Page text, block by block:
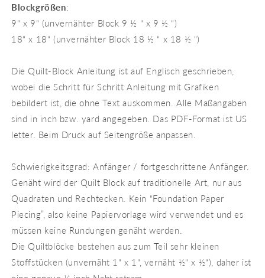
Blockgrößen:
9“ x 9“ (unvernähter Block 9 ½ “ x 9 ½ “)
18“ x 18“ (unvernähter Block 18 ½ “ x 18 ½ “)
Die Quilt-Block Anleitung ist auf Englisch geschrieben,
wobei die Schritt für Schritt Anleitung mit Grafiken
bebildert ist, die ohne Text auskommen. Alle Maßangaben
sind in inch bzw. yard angegeben. Das PDF-Format ist US
letter. Beim Druck auf Seitengröße anpassen.
Schwierigkeitsgrad: Anfänger / fortgeschrittene Anfänger.
Genäht wird der Quilt Block auf traditionelle Art, nur aus
Quadraten und Rechtecken. Kein “Foundation Paper
Piecing”, also keine Papiervorlage wird verwendet und es
müssen keine Rundungen genäht werden.
Die Quiltblöcke bestehen aus zum Teil sehr kleinen
Stoffstücken (unvernäht 1“ x 1“, vernäht ½“ x ½“), daher ist